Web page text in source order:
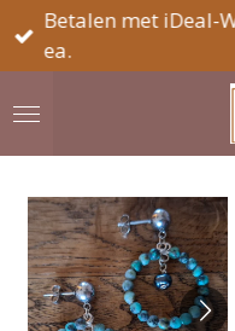
Ga
direct
de
Betalen met iDeal-
ea.